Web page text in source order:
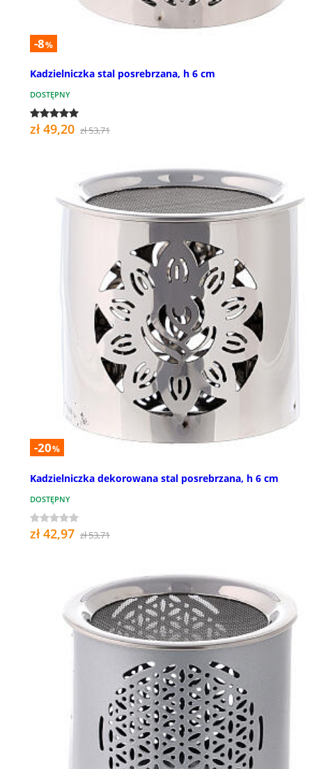
-8%
Kadzielniczka stal posrebrzana, h 6 cm
DOSTĘPNY
zł 49,20 zł 53,71
-20%
Kadzielniczka dekorowana stal posrebrzana, h 6 cm
DOSTĘPNY
zł 42,97 zł 53,71